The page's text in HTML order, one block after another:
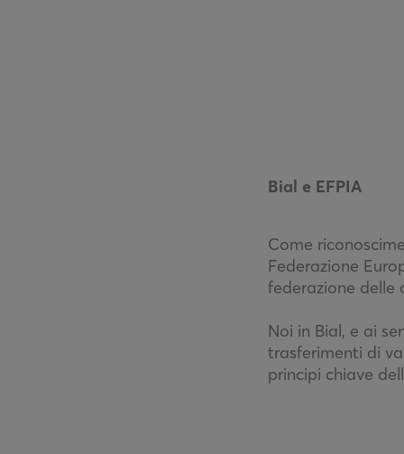
Bial e EFPIA
Come
Federazione
federazione delle
Noi in Bial, e ai
trasferimenti di
principi chiave